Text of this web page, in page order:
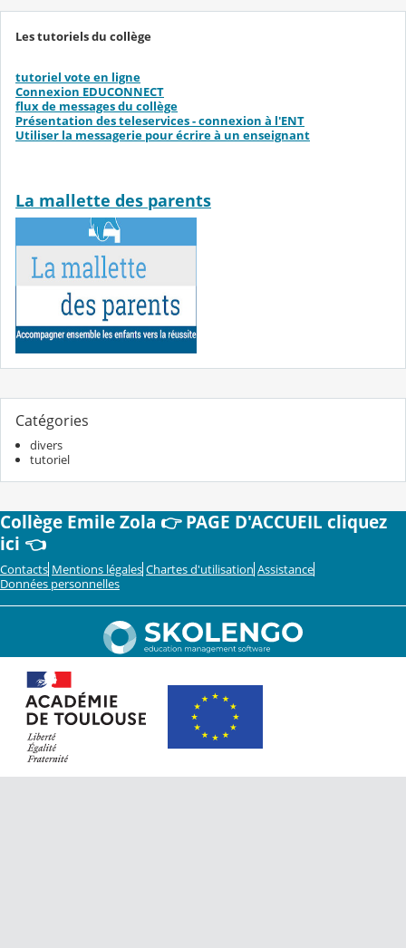
Les tutoriels du collège
tutoriel vote en ligne
Connexion EDUCONNECT
flux de messages du collège
Présentation des teleservices - connexion à l'ENT
Utiliser la messagerie pour écrire à un enseignant
La mallette des parents
Catégories
divers
tutoriel
Collège Emile Zola 👉 PAGE D'ACCUEIL cliquez
ici 👈
Contacts Mentions légales Chartes d'utilisation Assistance
Données personnelles